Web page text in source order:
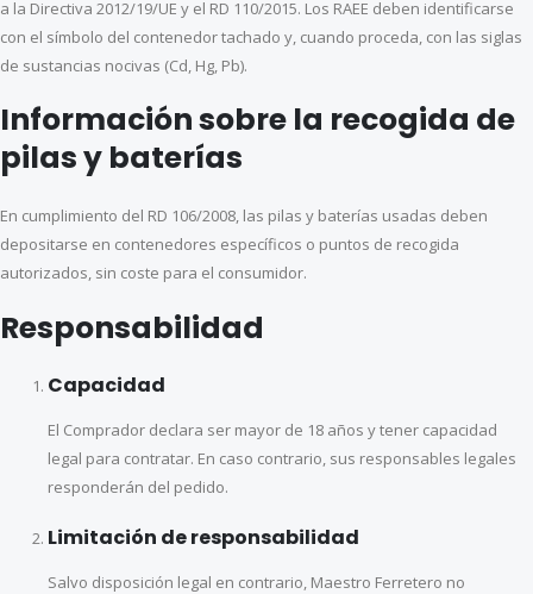
a la Directiva 2012/19/UE y el RD 110/2015. Los RAEE deben identificarse
con el símbolo del contenedor tachado y, cuando proceda, con las siglas
de sustancias nocivas (Cd, Hg, Pb).
Información sobre la recogida de
pilas y baterías
En cumplimiento del RD 106/2008, las pilas y baterías usadas deben
depositarse en contenedores específicos o puntos de recogida
autorizados, sin coste para el consumidor.
Responsabilidad
Capacidad
El Comprador declara ser mayor de 18 años y tener capacidad
legal para contratar. En caso contrario, sus responsables legales
responderán del pedido.
Limitación de responsabilidad
Salvo disposición legal en contrario, Maestro Ferretero no